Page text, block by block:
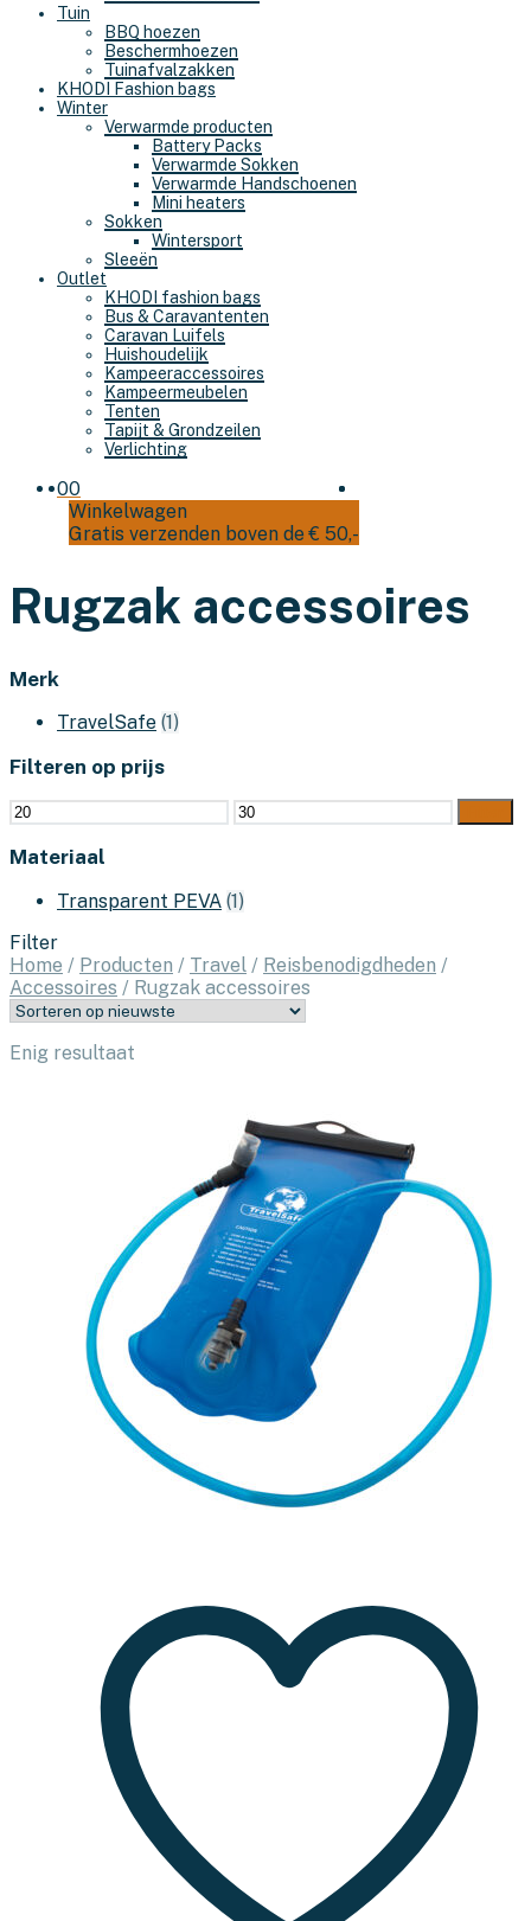
Tuin
BBQ hoezen
Beschermhoezen
Tuinafvalzakken
KHODI Fashion bags
Winter
Verwarmde producten
Battery Packs
Verwarmde Sokken
Verwarmde Handschoenen
Mini heaters
Sokken
Wintersport
Sleeën
Outlet
KHODI fashion bags
Bus & Caravantenten
Caravan Luifels
Huishoudelijk
Kampeeraccessoires
Kampeermeubelen
Tenten
Tapijt & Grondzeilen
Verlichting
00
Winkelwagen
Gratis verzenden boven de € 50,-
Rugzak accessoires
Merk
TravelSafe (1)
Filteren op prijs
Min.
prijs
Max.
prijs
Materiaal
Transparent PEVA (1)
Filter
Home / Producten / Travel / Reisbenodigdheden /
Accessoires / Rugzak accessoires
Enig resultaat